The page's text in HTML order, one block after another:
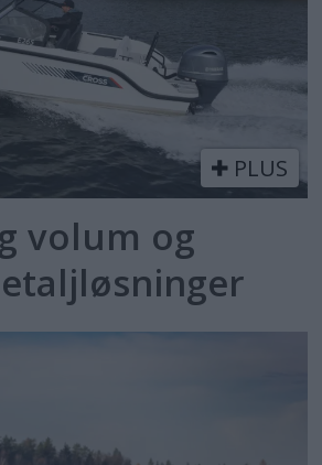
PLUS
volum og